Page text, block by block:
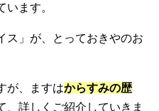
ます。
ス」が、とっておきやのお
が、ますはからすみの歴
、詳しくご紹介していきま